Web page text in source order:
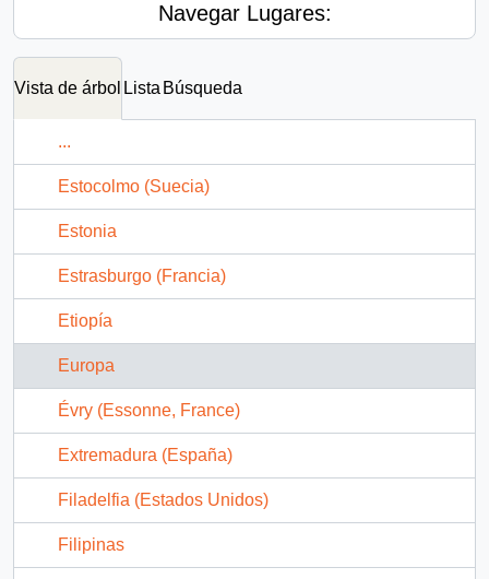
Navegar Lugares:
Vista de árbol Lista Búsqueda
...
Estocolmo (Suecia)
Estonia
Estrasburgo (Francia)
Etiopía
Europa
Évry (Essonne, France)
Extremadura (España)
Filadelfia (Estados Unidos)
Filipinas